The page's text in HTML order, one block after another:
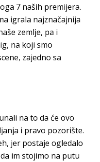
7 naših premijera.
igrala najznačajnija
zemlje, pa i
na koji smo
zajedno sa
na to da će ovo
i pravo pozorište.
jer postaje ogledalo
im stojimo na putu